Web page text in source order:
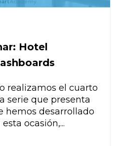
Hotel
realizamos el cuarto
serie que presenta
hemos desarrollado
ocasión,...